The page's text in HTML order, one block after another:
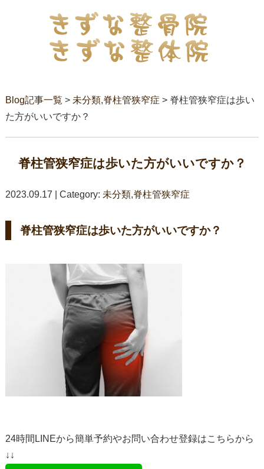
Blog記事一覧 > 未分類,脊柱管狭窄症 > 脊柱管狭窄症は歩い
た方がいいですか？
脊柱管狭窄症は歩いた方がいいですか？
2023.09.17 | Category: 未分類,脊柱管狭窄症
脊柱管狭窄症は歩いた方がいいですか？
24時間LINEから簡単予約やお問い合わせ登録はこちらから
↓↓